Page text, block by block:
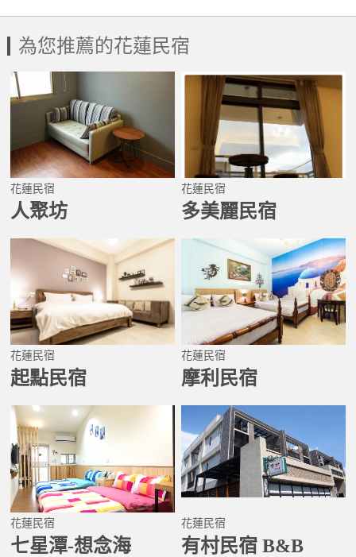
為您推薦的花蓮民宿
花蓮民宿
人聚坊
花蓮民宿
多美麗民宿
花蓮民宿
起點民宿
花蓮民宿
摩利民宿
花蓮民宿
七星潭-想念海
花蓮民宿
有村民宿 B&B